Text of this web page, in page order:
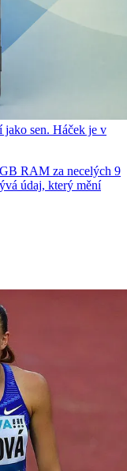
sen. Háček je v
RAM za necelých 9
údaj, který mění